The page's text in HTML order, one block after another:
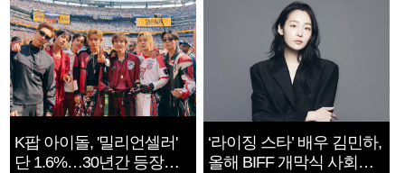
K팝 아이돌, '밀리언셀러'
단 1.6%…30년간 등장
‘라이징 스타’ 배우 김민하,
올해 BIFF 개막식 사회자